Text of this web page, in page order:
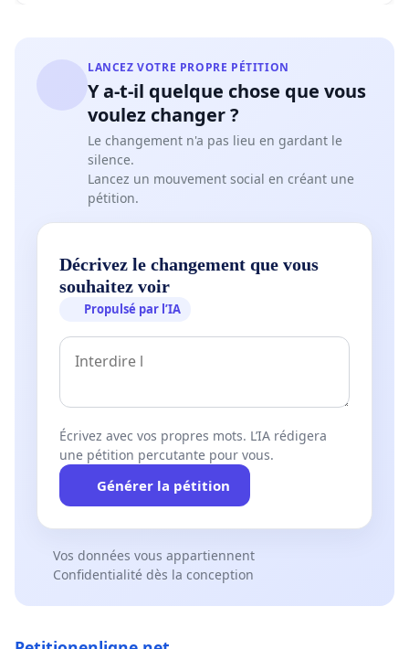
LANCEZ VOTRE PROPRE PÉTITION
Y a-t-il quelque chose que vous
voulez changer ?
Le changement n'a pas lieu en gardant le
silence.
Lancez un mouvement social en créant une
pétition.
Décrivez le changement que vous
souhaitez voir
Propulsé par l’IA
Écrivez avec vos propres mots. L’IA rédigera
une pétition percutante pour vous.
Générer la pétition
Vos données vous appartiennent
Confidentialité dès la conception